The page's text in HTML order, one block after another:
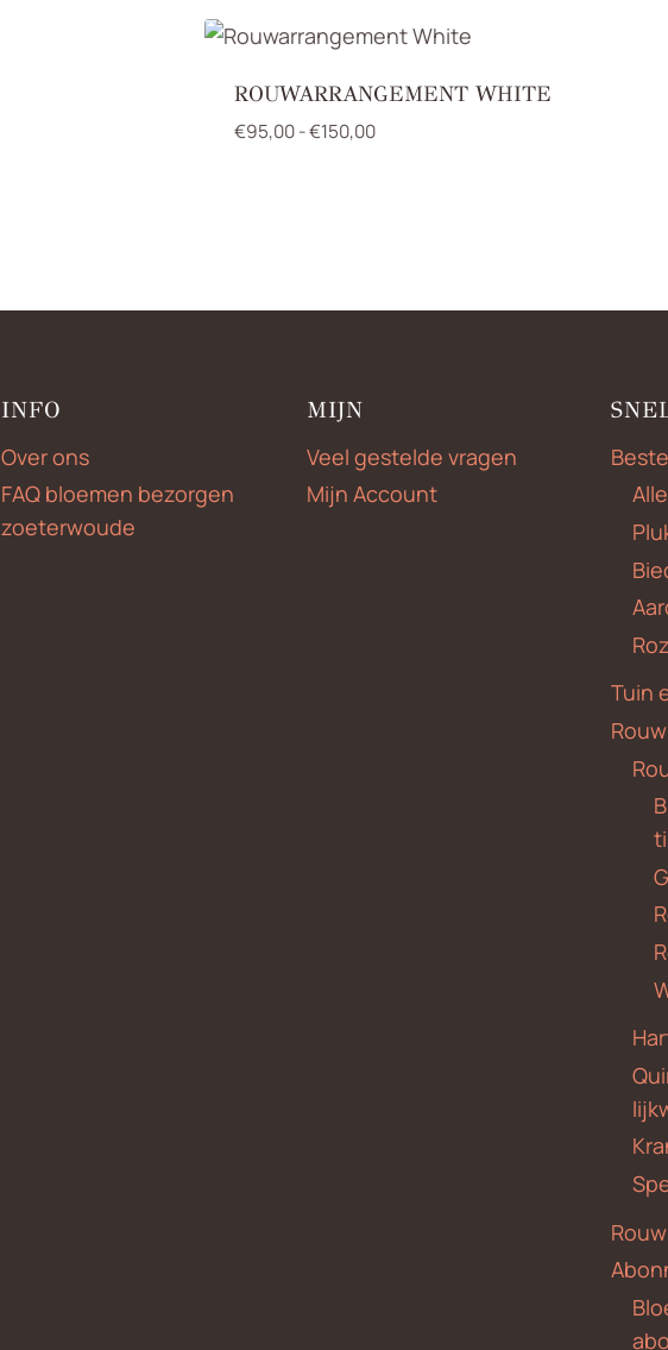
ROUWARRANGEMENT WHITE
€95,00-€150,00Prijsklasse:
INFO
Over ons
FAQ bloemen bezorgen
zoeterwoude
MIJN
Veel gestelde vragen
Mijn Account
Tuin